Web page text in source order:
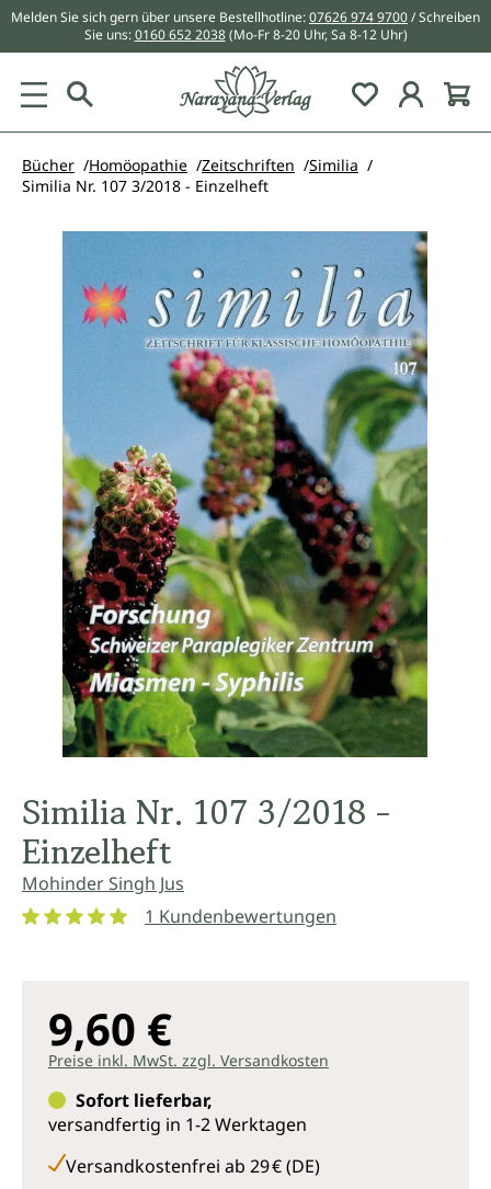
springen
Melden Sie sich gern über unsere Bestellhotline:07626 974 9700/ Schreiben
Sie uns:0160 652 2038 (Mo-Fr 8-20 Uhr, Sa 8-12 Uhr)
Du hast 0
Bücher Homöopathie Zeitschriften
Similia
Similia Nr. 107 3/2018 - Einzelheft
Similia Nr. 107 3/2018 -
Einzelheft
Mohinder Singh Jus
1 Kundenbewertungen
9,60 €
Preise inkl. MwSt. zzgl. Versandkosten
Sofort lieferbar,
versandfertig in 1-2 Werktagen
Versandkostenfrei ab 29 € (DE)